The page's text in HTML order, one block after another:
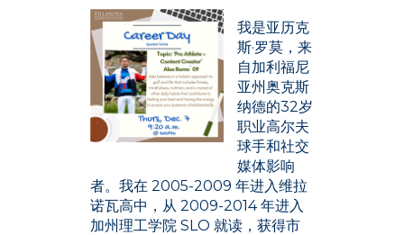
我是亚历克
斯·罗莫，来
自加利福尼
亚州奥克斯
纳德的32岁
职业高尔夫
球手和社交
媒体影响
者。我在 2005-2009 年进入维拉
诺瓦高中，从 2009-2014 年进入
加州理工学院 SLO 就读，获得市